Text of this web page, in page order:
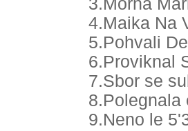
3.Morna
4.Maika Na
5.Pohvali
6.Proviknal
7.Sbor se
8.Polegnala
9.Neno le